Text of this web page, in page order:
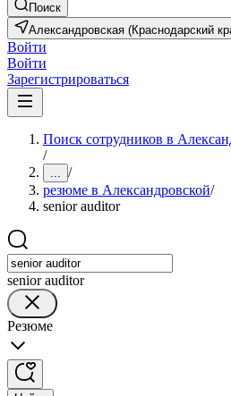
Поиск
Александровская (Краснодарский
Войти
Войти
Зарегистрироваться
Поиск сотрудников в
/
... /
резюме в Александровской/
senior auditor
senior auditor
Резюме